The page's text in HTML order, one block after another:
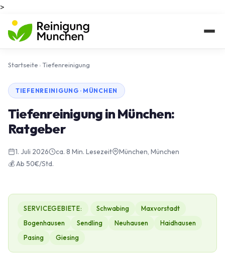
>
Startseite ›Tiefenreinigung
TIEFENREINIGUNG · MÜNCHEN
Tiefenreinigung in München:
Ratgeber
1. Juli 2026 ca. 8 Min. Lesezeit
München, München
💰 Ab 50€/Std.
SERVICEGEBIETE: Schwabing
Maxvorstadt
Bogenhausen
Sendling Neuhausen
Haidhausen
Pasing
Giesing